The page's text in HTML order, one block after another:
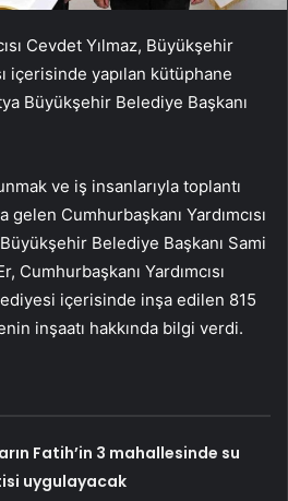
Cevdet Yılmaz, Büyükşehir
içerisinde yapılan kütüphane
Büyükşehir Belediye Başkanı
ve iş insanlarıyla toplantı
gelen Cumhurbaşkanı Yardımcısı
Belediye Başkanı Sami
Cumhurbaşkanı Yardımcısı
içerisinde inşa edilen 815
inşaatı hakkında bilgi verdi.
Fatih’in 3 mahallesinde su
uygulayacak